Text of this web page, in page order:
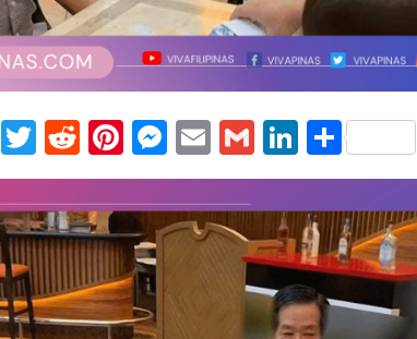
Facebook
Twitter
Reddit
Pinterest
Messenger
EmailGmailLinkedIn
Share